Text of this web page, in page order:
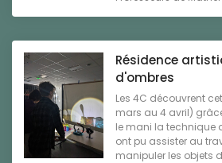
Résidence
d'ombres
Les 4C découvrent
mars au 4 avril)
le mani la technique
ont pu assister au
manipuler les objets